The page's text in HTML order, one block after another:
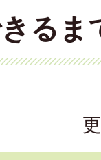
るま